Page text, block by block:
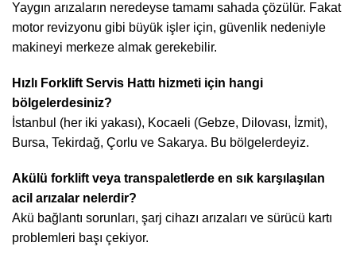
Yaygın arızaların neredeyse tamamı sahada çözülür. Fakat
motor revizyonu gibi büyük işler için, güvenlik nedeniyle
makineyi merkeze almak gerekebilir.
Hızlı Forklift Servis Hattı hizmeti için hangi
bölgelerdesiniz?
İstanbul (her iki yakası), Kocaeli (Gebze, Dilovası, İzmit),
Bursa, Tekirdağ, Çorlu ve Sakarya. Bu bölgelerdeyiz.
Akülü forklift veya transpaletlerde en sık karşılaşılan
acil arızalar nelerdir?
Akü bağlantı sorunları, şarj cihazı arızaları ve sürücü kartı
problemleri başı çekiyor.